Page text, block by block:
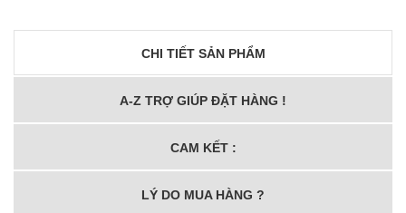
CHI TIẾT SẢN PHẨM
A-Z TRỢ GIÚP ĐẶT HÀNG !
CAM KẾT :
LÝ DO MUA HÀNG ?